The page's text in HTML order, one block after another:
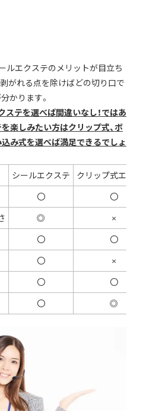
ルエクステのメリットが目立ち
がれる点を除けばどの切り口で
かります。
ステを選べば間違いなし！ではあ
楽しみたい方はクリップ式、ボ
み式を選べば満足できるでしょ
シールエクステ
クリップ式エク
〇
〇
◎
×
〇
〇
〇
×
〇
〇
〇 ◎